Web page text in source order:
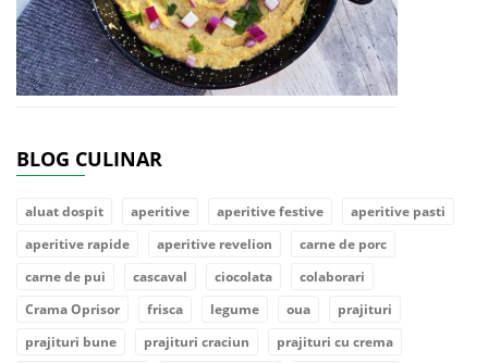
BLOG CULINAR
aluat dospit aperitive aperitive festive
aperitive pasti
aperitive rapide
aperitive revelion
carne de porc
carne de pui
cascaval ciocolata
colaborari
Crama Oprisor
frisca legume oua
prajituri
prajituri bune
prajituri craciun
prajituri cu crema